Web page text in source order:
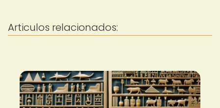
Articulos relacionados: